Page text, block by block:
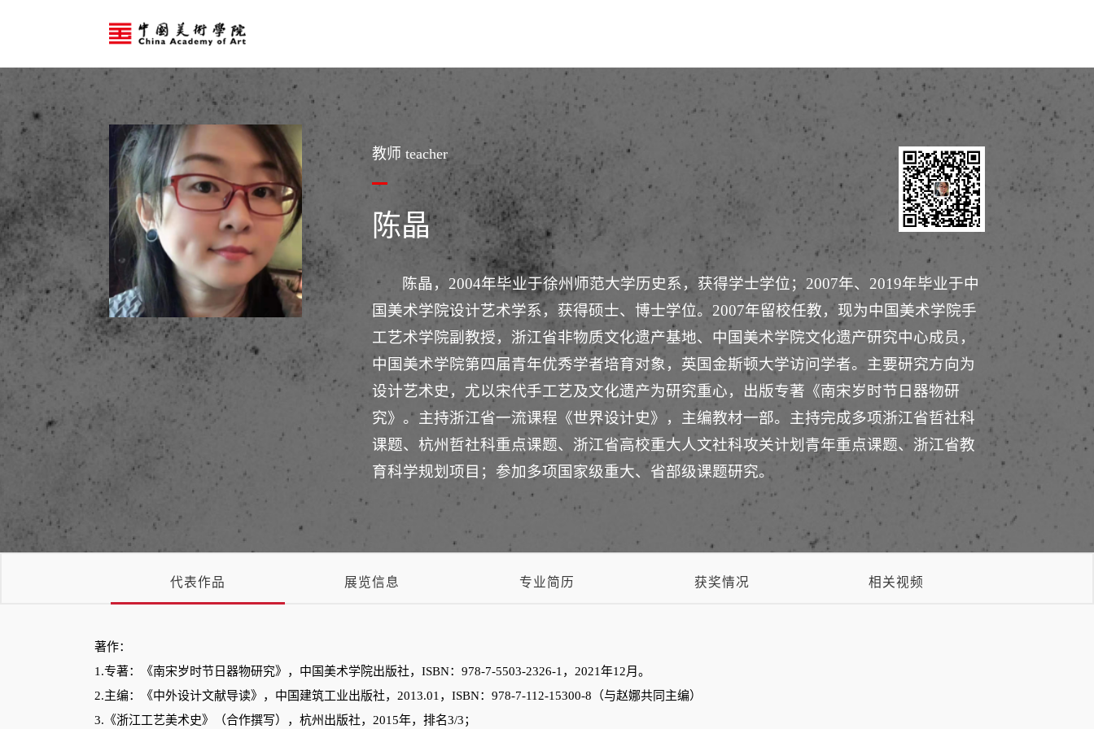
教师 teacher
陈晶
陈晶，2004年毕业于徐州师范大学历史系，获得学士学位；2007年、2019年毕业于中
国美术学院设计艺术学系，获得硕士、博士学位。2007年留校任教，现为中国美术学院手
工艺术学院副教授，浙江省非物质文化遗产基地、中国美术学院文化遗产研究中心成员，
中国美术学院第四届青年优秀学者培育对象，英国金斯顿大学访问学者。主要研究方向为
设计艺术史，尤以宋代手工艺及文化遗产为研究重心，出版专著《南宋岁时节日器物研
究》。主持浙江省一流课程《世界设计史》，主编教材一部。主持完成多项浙江省哲社科
课题、杭州哲社科重点课题、浙江省高校重大人文社科攻关计划青年重点课题、浙江省教
育科学规划项目；参加多项国家级重大、省部级课题研究。
代表作品 展览信息 专业简历 获奖情况 相关视频
著作：
1.专著：《南宋岁时节日器物研究》，中国美术学院出版社，ISBN：978-7-5503-2326-1，2021年12月。
2.主编：《中外设计文献导读》，中国建筑工业出版社，2013.01，ISBN：978-7-112-15300-8（与赵娜共同主编）
3.《浙江工艺美术史》（合作撰写），杭州出版社，2015年，排名3/3；